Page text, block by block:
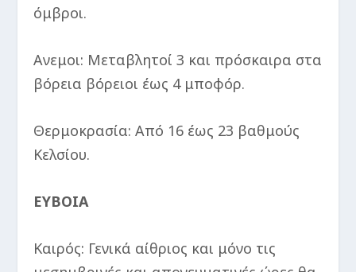
όμβροι.
Ανεμοι: Μεταβλητοί 3 και πρόσκαιρα στα
βόρεια βόρειοι έως 4 μποφόρ.
Θερμοκρασία: Από 16 έως 23 βαθμούς
Κελσίου.
ΕΥΒΟΙΑ
Καιρός: Γενικά αίθριος και μόνο τις